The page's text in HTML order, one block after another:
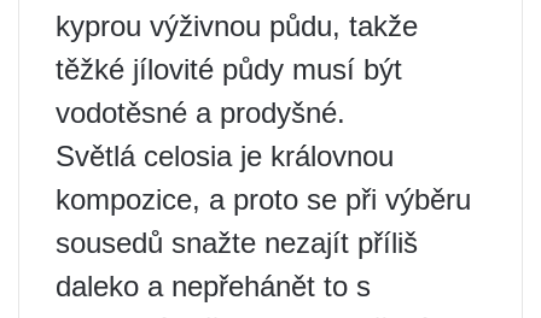
kyprou výživnou půdu, takže
těžké jílovité půdy musí být
vodotěsné a prodyšné.
Světlá celosia je královnou
kompozice, a proto se při výběru
sousedů snažte nezajít příliš
daleko a nepřehánět to s